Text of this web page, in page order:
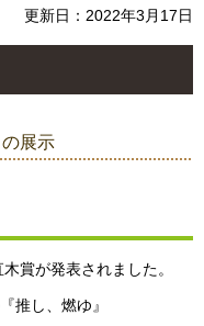
更新日：2022年3月17日
展示
賞が発表されました。
推し、燃ゆ』